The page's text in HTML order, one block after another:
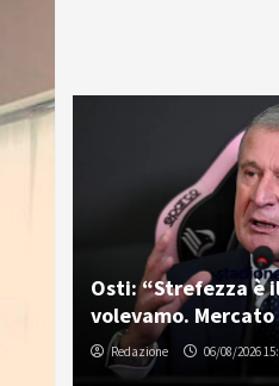
Osti: “Strefezza è
volevamo.
Redazione 06/08/2026